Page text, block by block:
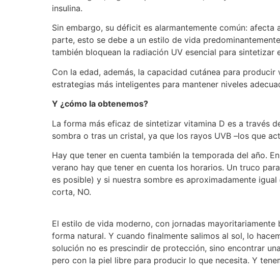
insulina.
Sin embargo, su déficit es alarmantemente común:
parte, esto se debe a un estilo de vida
también bloquean la radiación UV esencial para sintetizar
Con la edad, además, la capacidad cutánea para
estrategias más inteligentes para mantener niveles
Y ¿cómo la obtenemos?
La forma más eficaz de sintetizar vitamina D es a través
sombra o tras un cristal, ya que los rayos UVB –los que
Hay que tener en cuenta también la temporada del año.
verano hay que tener en cuenta los horarios. Un truco
es posible) y si nuestra sombre es aproximadamente
corta, NO.
El estilo de vida moderno, con jornadas
forma natural. Y cuando finalmente salimos al sol, lo
solución no es prescindir de protección, sino encontrar
pero con la piel libre para producir lo que necesita. Y